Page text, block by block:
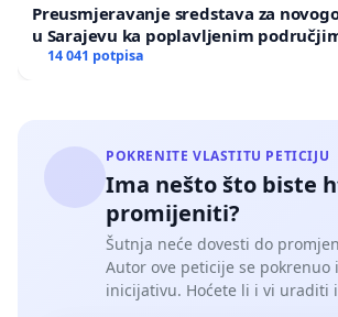
Preusmjeravanje sredstava za
u Sarajevu ka poplavljenim
14 041 potpisa
POKRENITE VLASTITU PETICIJU
Ima nešto što biste
promijeniti?
Šutnja neće dovesti do
Autor ove peticije se pokrenuo
inicijativu. Hoćete li i vi uraditi